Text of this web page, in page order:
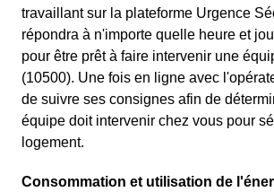
travaillant sur la plateforme Urgence
répondra à n'importe quelle heure et
pour être prêt à faire intervenir une
(10500). Une fois en ligne avec
de suivre ses consignes afin de
équipe doit intervenir chez vous pour
logement.
Consommation et utilisation de